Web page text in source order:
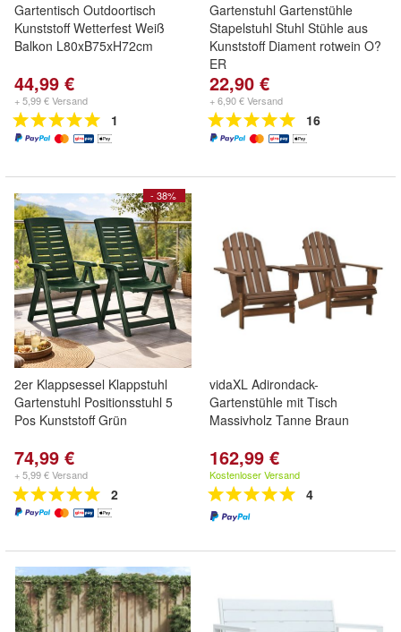
Gartentisch Outdoortisch
Kunststoff Wetterfest Weiß
Balkon L80xB75xH72cm
44,99 €
+ 5,99 € Versand
1
Gartenstuhl Gartenstühle
Stapelstuhl Stuhl Stühle aus
Kunststoff Diament rotwein O?
ER
22,90 €
+ 6,90 € Versand
16
- 38%
2er Klappsessel Klappstuhl
Gartenstuhl Positionsstuhl 5
Pos Kunststoff Grün
74,99 €
+ 5,99 € Versand
2
vidaXL Adirondack-
Gartenstühle mit Tisch
Massivholz Tanne Braun
162,99 €
Kostenloser Versand
4